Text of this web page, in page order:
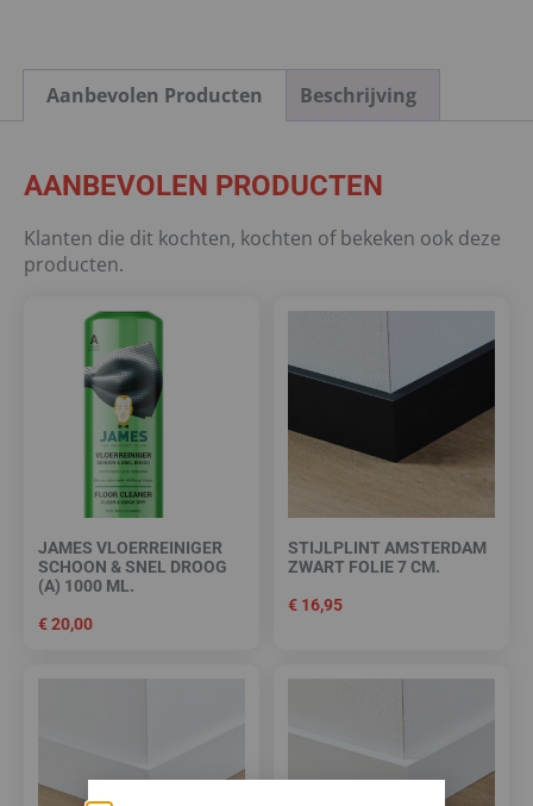
Aanbevolen Producten Beschrijving
AANBEVOLEN PRODUCTEN
Klanten die dit kochten, kochten of bekeken ook deze
producten.
JAMES VLOERREINIGER
SCHOON & SNEL DROOG
(A) 1000 ML.
€20,00
STIJLPLINT AMSTERDAM
ZWART FOLIE 7 CM.
€ 16,95